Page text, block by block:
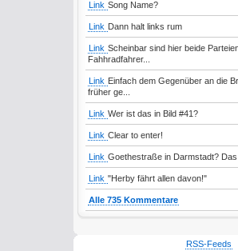
Link Song Name?
Link Dann halt links rum
Link Scheinbar sind hier beide
Fahhradfahrer...
Link Einfach dem Gegenüber an die
früher ge...
Link Wer ist das in Bild #41?
Link Clear to enter!
Link Goethestraße in Darmstadt?
Link "Herby fährt allen davon!"
Alle 735 Kommentare
RSS-Feeds